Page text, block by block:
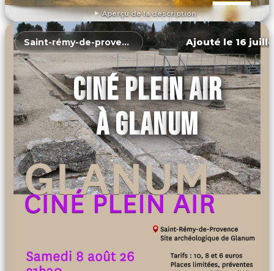
Aperçu de la description
DÉCOUVRIR L'ÉVÉNEMENT
Saint-rémy-de-provence Ajouté le 16
CINÉ PLEIN AIR
À GLANUM